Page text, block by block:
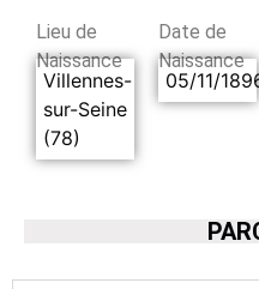
Lieu de
Naissance
Villennes-
sur-Seine
(78)
Date de
Naissance
05/11/